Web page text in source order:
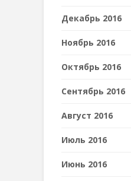
Декабрь 2016
Ноябрь 2016
Октябрь 2016
Сентябрь 2016
Август 2016
Июль 2016
Июнь 2016